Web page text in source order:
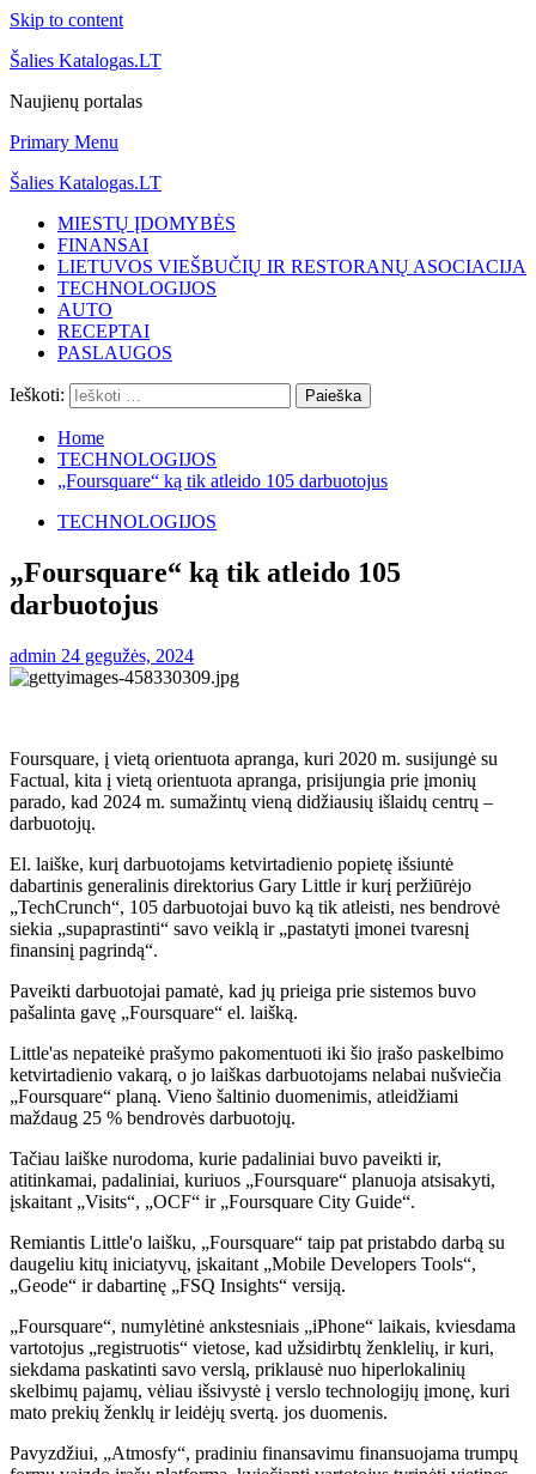
Skip to content
Šalies Katalogas.LT
Naujienų portalas
Primary Menu
Šalies Katalogas.LT
MIESTŲ ĮDOMYBĖS
FINANSAI
LIETUVOS VIEŠBUČIŲ IR RESTORANŲ ASOCIACIJA
TECHNOLOGIJOS
AUTO
RECEPTAI
PASLAUGOS
Ieškoti:
Home
TECHNOLOGIJOS
„Foursquare“ ką tik atleido 105 darbuotojus
TECHNOLOGIJOS
„Foursquare“ ką tik atleido 105
darbuotojus
admin 24 gegužės, 2024
Foursquare, į vietą orientuota apranga, kuri 2020 m. susijungė su
Factual, kita į vietą orientuota apranga, prisijungia prie įmonių
parado, kad 2024 m. sumažintų vieną didžiausių išlaidų centrų –
darbuotojų.
El. laiške, kurį darbuotojams ketvirtadienio popietę išsiuntė
dabartinis generalinis direktorius Gary Little ir kurį peržiūrėjo
„TechCrunch“, 105 darbuotojai buvo ką tik atleisti, nes bendrovė
siekia „supaprastinti“ savo veiklą ir „pastatyti įmonei tvaresnį
finansinį pagrindą“.
Paveikti darbuotojai pamatė, kad jų prieiga prie sistemos buvo
pašalinta gavę „Foursquare“ el. laišką.
Little'as nepateikė prašymo pakomentuoti iki šio įrašo paskelbimo
ketvirtadienio vakarą, o jo laiškas darbuotojams nelabai nušviečia
„Foursquare“ planą. Vieno šaltinio duomenimis, atleidžiami
maždaug 25 % bendrovės darbuotojų.
Tačiau laiške nurodoma, kurie padaliniai buvo paveikti ir,
atitinkamai, padaliniai, kuriuos „Foursquare“ planuoja atsisakyti,
įskaitant „Visits“, „OCF“ ir „Foursquare City Guide“.
Remiantis Little'o laišku, „Foursquare“ taip pat pristabdo darbą su
daugeliu kitų iniciatyvų, įskaitant „Mobile Developers Tools“,
„Geode“ ir dabartinę „FSQ Insights“ versiją.
„Foursquare“, numylėtinė ankstesniais „iPhone“ laikais, kviesdama
vartotojus „registruotis“ vietose, kad užsidirbtų ženklelių, ir kuri,
siekdama paskatinti savo verslą, priklausė nuo hiperlokalinių
skelbimų pajamų, vėliau išsivystė į verslo technologijų įmonę, kuri
mato prekių ženklų ir leidėjų svertą. jos duomenis.
Pavyzdžiui, „Atmosfy“, pradiniu finansavimu finansuojama trumpų